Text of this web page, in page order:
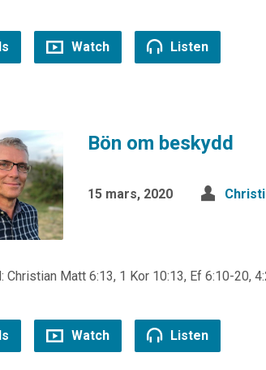
Watch Listen
Bön om beskydd
15 mars, 2020
Christian Matt 6:13, 1 Kor 10:13, Ef 6:10-20,
Watch Listen